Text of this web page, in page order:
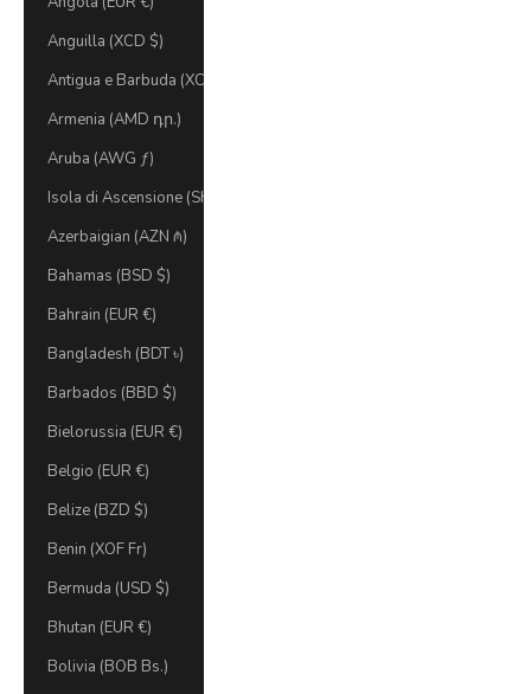
Anguilla (XCD $)
Antigua e Barbuda (XCD $)
Armenia (AMD դր.)
Aruba (AWG ƒ)
Isola di Ascensione (SHP £)
Azerbaigian (AZN ₼)
Bahamas (BSD $)
Bahrain (EUR €)
Bangladesh (BDT ৳)
Barbados (BBD $)
Bielorussia (EUR €)
Belgio (EUR €)
Belize (BZD $)
Benin (XOF Fr)
Bermuda (USD $)
Bhutan (EUR €)
Bolivia (BOB Bs.)